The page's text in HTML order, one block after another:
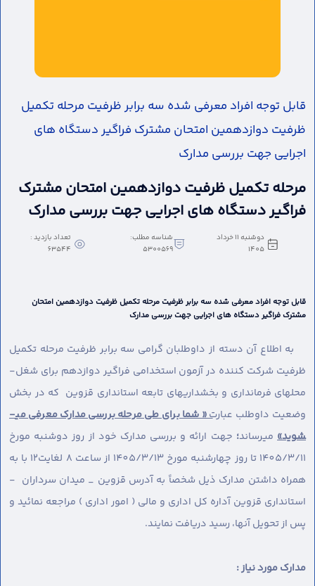
قابل توجه افراد معرفی شده سه برابر ظرفیت مرحله تکمیل
ظرفیت دوازدهمین امتحان مشترک فراگیر دستگاه های
اجرایی جهت بررسی مدارک
مرحله تکمیل ظرفیت دوازدهمین امتحان مشترک
فراگیر دستگاه های اجرایی جهت بررسی مدارک
دوشنبه 11 خرداد
1405
شناسه مطلب:
5300569
تعداد بازدید :
63544
قابل توجه افراد معرفی شده سه برابر ظرفیت مرحله تکمیل ظرفیت دوازدهمین امتحان
مشترک فراگیر دستگاه های اجرایی جهت بررسی مدارک
به اطلاع آن دسته از داوطلبان گرامی سه برابر ظرفیت مرحله تکمیل
ظرفیت شرکت کننده در آزمون استخدامی فراگیر دوازدهم برای شغل-
محل­های فرمانداری و بخشداریهای تابعه استانداری قزوین که در بخش
وضعیت داوطلب عبارت« شما برای طی مرحله بررسی مدارک معرفی می­
شوید»می­رساند؛ جهت ارائه و بررسی مدارک خود از روز دوشنبه مورخ
1405/3/11 تا روز چهارشنبه مورخ 1405/3/13 از ساعت 8 لغایت12 با به
همراه داشتن مدارک ذیل شخصاً به آدرس قزوین _ میدان سرداران -
استانداری قزوین آداره کل اداری و مالی ( امور اداری ) مراجعه نمائید و
پس از تحویل آنها، رسید دریافت نمایند.
مدارک مورد نیاز :